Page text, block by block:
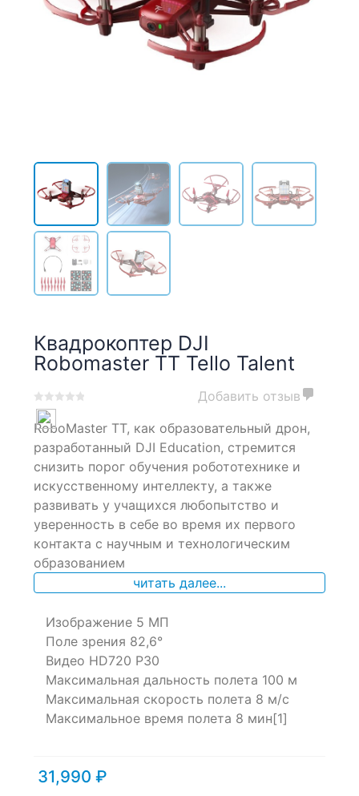
Квадрокоптер DJI
Robomaster TT Tello Talent
0
out
5
based
on
0
customer
ratings
Добавить отзыв
RoboMaster TT, как образовательный дрон,
разработанный DJI Education, стремится
снизить порог обучения робототехнике и
искусственному интеллекту, а также
развивать у учащихся любопытство и
уверенность в себе во время их первого
контакта с научным и технологическим
образованием
читать далее...
Изображение 5 МП
Поле зрения 82,6°
Видео HD720 P30
Максимальная дальность полета 100 м
Максимальная скорость полета 8 м/с
Максимальное время полета 8 мин[1]
31,990 ₽